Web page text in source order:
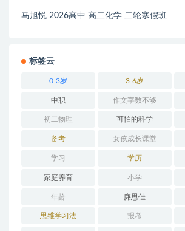
马旭悦 2026高中 高二化学 二轮寒假班
标签云
0-3岁 3-6岁
中职 作文字数不够
初二物理 可怕的科学
备考 女孩成长课堂
学习 学历
家庭养育 小学
年龄 廉思佳
思维学习法 报考